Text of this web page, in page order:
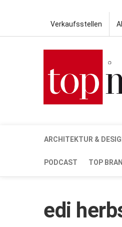
Verkaufsstellen
ARCHITEKTUR &
PODCAST TOP
edi